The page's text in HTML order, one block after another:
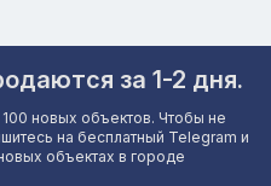
за 1-2 дня.
новых объектов. Чтобы не
на бесплатный Telegram и
объектах в городе